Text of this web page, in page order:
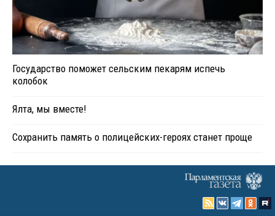
Государство поможет сельским пекарям испечь
колобок
Ялта, мы вместе!
Сохранить память о полицейских-героях станет проще